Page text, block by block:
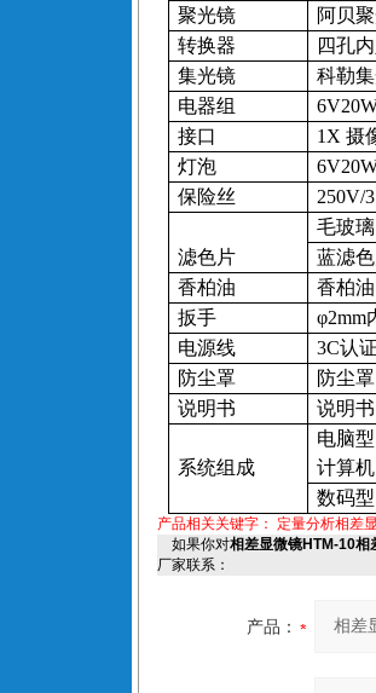
聚光镜
阿贝
转换器
四孔
集光镜
科勒
电器组
接口
1X摄
灯泡
保险丝
250V/
滤色片
毛玻璃
蓝滤
香柏油
香柏油
扳手
φ2mm
电源线
3C认
防尘罩
防尘罩
说明书
说明书
系统组成
电脑型
计算机
数码
产品相关关键字： 定量分析相差
如果你对相差显微镜HTM-10相
厂家联系：
产品：